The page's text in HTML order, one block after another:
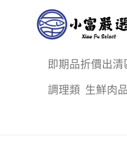
即期品折價出清
調理類 生鮮肉